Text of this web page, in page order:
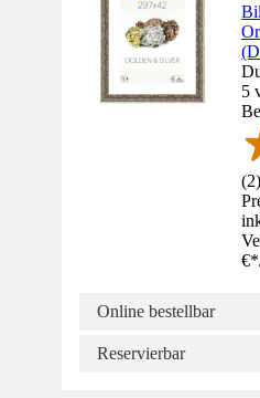
5
(2)
€*
Online bestellbar
Reservierbar